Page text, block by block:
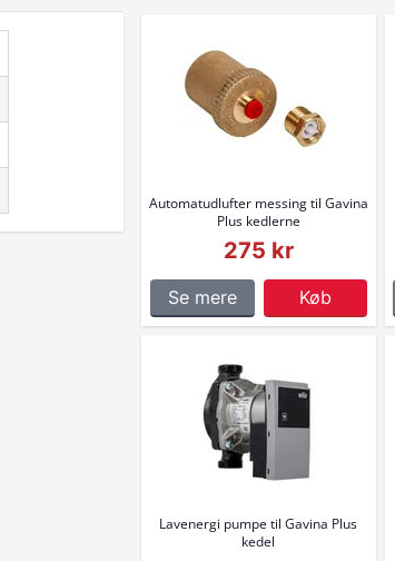
Automatudlufter messing til Gavina
Plus kedlerne
275 kr
Se mere Køb
Lavenergi pumpe til Gavina Plus
kedel